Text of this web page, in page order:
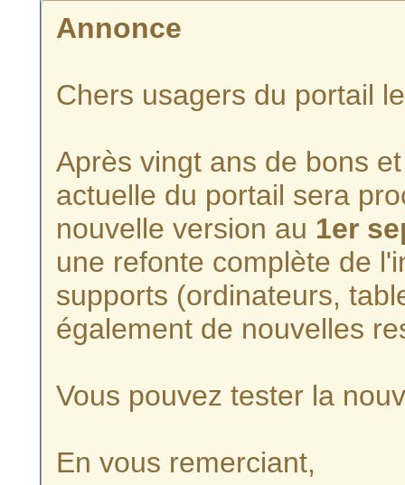
Annonce
Chers usagers du portail
Après vingt ans de bons
actuelle du portail sera
nouvelle version au 1er
une refonte complète de
supports (ordinateurs,
également de nouvelles
Vous pouvez tester la
En vous remerciant,